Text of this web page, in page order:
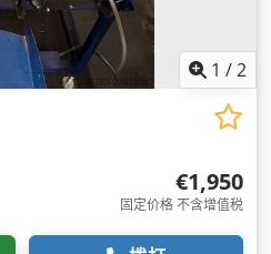
1 /2
€1,950
固定价格 不含增值税